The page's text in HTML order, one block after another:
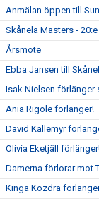
Anmälan öppen till
Skånela Masters -
Årsmöte
Ebba Jansen till
Isak Nielsen förlänger
Ania Rigole förlänger!
David Källemyr
Olivia Eketjäll förlänger!
Damerna förlorar mot
Kinga Kozdra